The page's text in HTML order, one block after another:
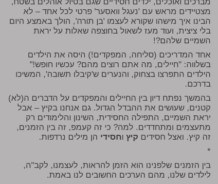
מצטיידים מראש עם 'נעגל וואסער' פרטי לכל אחד – לא
הבינו איך מישהו שקורא לעצמו 'בן תורה', הולך באמצע היום
בלי ציצית, ועוד מעז לשאול בחוצפה שאלות על יראת
השמיים שלהם?!
אחד המדריכים (סליחה, המפקדים!) היסה את הילדים
בשלווה: "חיילים, מה אתם רוצים מהם? עכשיו חופש!"
הילדים התפרצו בצחוק, והנערים ש'קיבלו תשובה', המשיכו
בדרכם.
בהמשך נפתח דיון בין החיילים והמפקדים על הדברים ה(לא)
קטנים, שעושים את ההבדל הגדול. גם אנחנו בקיץ – אבל
יראת השמיים, התפילה החסידית, השינון והלימודים רק
מתעצמים ומתחדדים. למה? כי זה קעמפ, זה בין הזמנים,
זה קיץ. ואצל חסידים קיץ וחסידי הן מילים נרדפות.
*
בין הזמנים שלפנינו הוא הזמן להראות, לעצמנו, לקב"ה,
לילדים שלנו, מהם הערכים החשובים לנו באמת.